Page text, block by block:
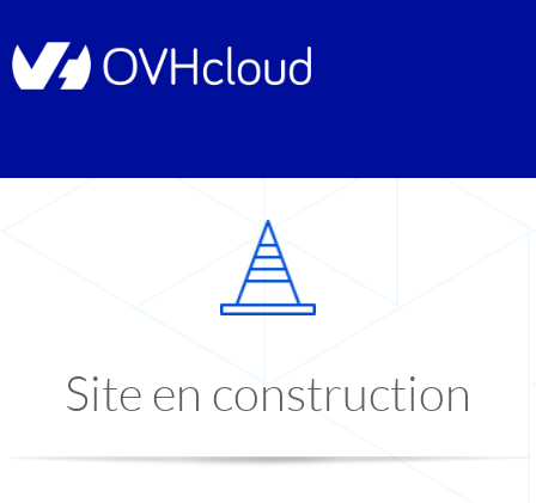
Site en construction